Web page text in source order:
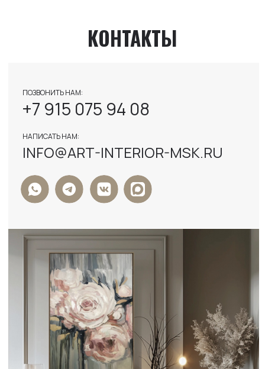
ПЕРСОНАЛЬНЫХ ДАННЫХ И СОГЛАСЕН С
ПОЛИТИКОЙ КОНФИДЕНЦИАЛЬНОСТИ
ДАННЫХ
ОТПРАВИТЬ